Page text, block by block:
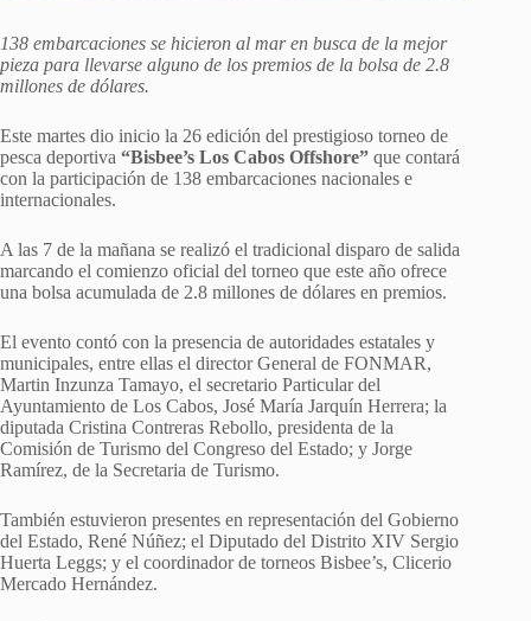
138 embarcaciones se hicieron al mar en busca de la mejor
pieza para llevarse alguno de los premios de la bolsa de 2.8
millones de dólares.
Este martes dio inicio la 26 edición del prestigioso torneo de
pesca deportiva “Bisbee’s Los Cabos Offshore” que contará
con la participación de 138 embarcaciones nacionales e
internacionales.
A las 7 de la mañana se realizó el tradicional disparo de salida
marcando el comienzo oficial del torneo que este año ofrece
una bolsa acumulada de 2.8 millones de dólares en premios.
El evento contó con la presencia de autoridades estatales y
municipales, entre ellas el director General de FONMAR,
Martin Inzunza Tamayo, el secretario Particular del
Ayuntamiento de Los Cabos, José María Jarquín Herrera; la
diputada Cristina Contreras Rebollo, presidenta de la
Comisión de Turismo del Congreso del Estado; y Jorge
Ramírez, de la Secretaria de Turismo.
También estuvieron presentes en representación del Gobierno
del Estado, René Núñez; el Diputado del Distrito XIV Sergio
Huerta Leggs; y el coordinador de torneos Bisbee’s, Clicerio
Mercado Hernández.